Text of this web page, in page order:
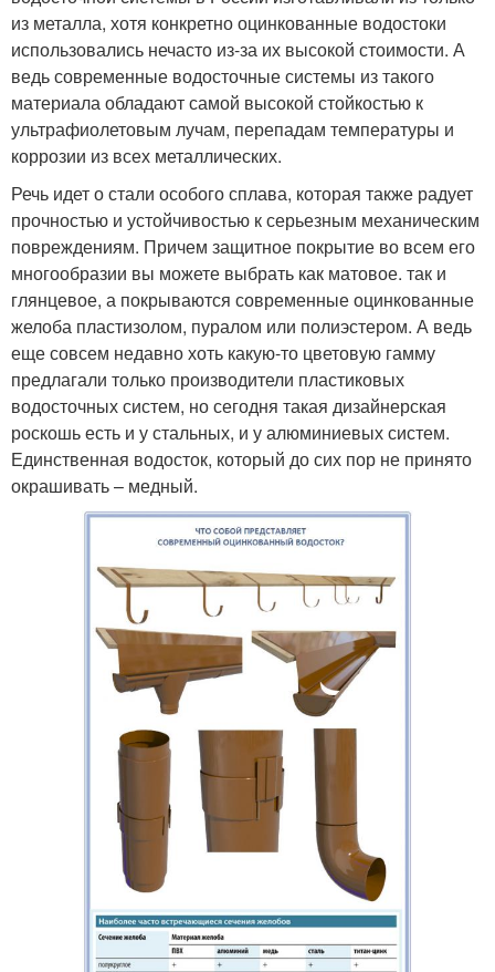
из металла, хотя конкретно оцинкованные водостоки
использовались нечасто из-за их высокой стоимости. А
ведь современные водосточные системы из такого
материала обладают самой высокой стойкостью к
ультрафиолетовым лучам, перепадам температуры и
коррозии из всех металлических.
Речь идет о стали особого сплава, которая также радует
прочностью и устойчивостью к серьезным механическим
повреждениям. Причем защитное покрытие во всем его
многообразии вы можете выбрать как матовое. так и
глянцевое, а покрываются современные оцинкованные
желоба пластизолом, пуралом или полиэстером. А ведь
еще совсем недавно хоть какую-то цветовую гамму
предлагали только производители пластиковых
водосточных систем, но сегодня такая дизайнерская
роскошь есть и у стальных, и у алюминиевых систем.
Единственная водосток, который до сих пор не принято
окрашивать – медный.